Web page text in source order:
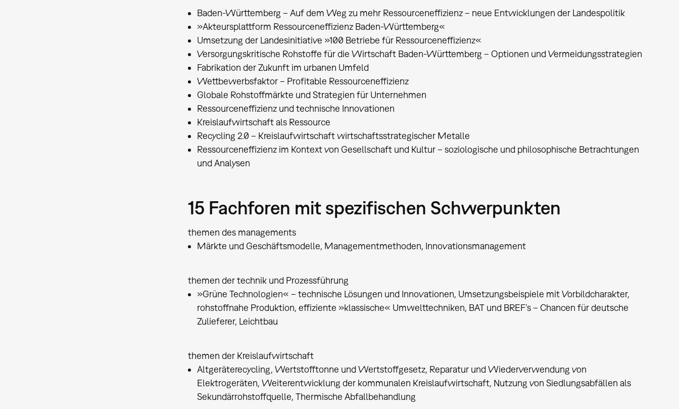
Baden-Württemberg – Auf dem Weg zu mehr Ressourceneffizienz – neue Entwicklungen der Landespolitik
»Akteursplattform Ressourceneffizienz Baden-Württemberg«
Umsetzung der Landesinitiative »100 Betriebe für Ressourceneffizienz«
Versorgungskritische Rohstoffe für die Wirtschaft Baden-Württemberg – Optionen und Vermeidungsstrategien
Fabrikation der Zukunft im urbanen Umfeld
Wettbewerbsfaktor – Profitable Ressourceneffizienz
Globale Rohstoffmärkte und Strategien für Unternehmen
Ressourceneffizienz und technische Innovationen
Kreislaufwirtschaft als Ressource
Recycling 2.0 – Kreislaufwirtschaft wirtschaftsstrategischer Metalle
Ressourceneffizienz im Kontext von Gesellschaft und Kultur – soziologische und philosophische Betrachtungen
und Analysen
15 Fachforen mit spezifischen Schwerpunkten
themen des managements
Märkte und Geschäftsmodelle, Managementmethoden, Innovationsmanagement
themen der technik und Prozessführung
»Grüne Technologien« – technische Lösungen und Innovationen, Umsetzungsbeispiele mit Vorbildcharakter,
rohstoffnahe Produktion, effiziente »klassische« Umwelttechniken, BAT und BREF’s – Chancen für deutsche
Zulieferer, Leichtbau
themen der Kreislaufwirtschaft
Altgeräterecycling, Wertstofftonne und Wertstoffgesetz, Reparatur und Wiederverwendung von
Elektrogeräten, Weiterentwicklung der kommunalen Kreislaufwirtschaft, Nutzung von Siedlungsabfällen als
Sekundärrohstoffquelle, Thermische Abfallbehandlung